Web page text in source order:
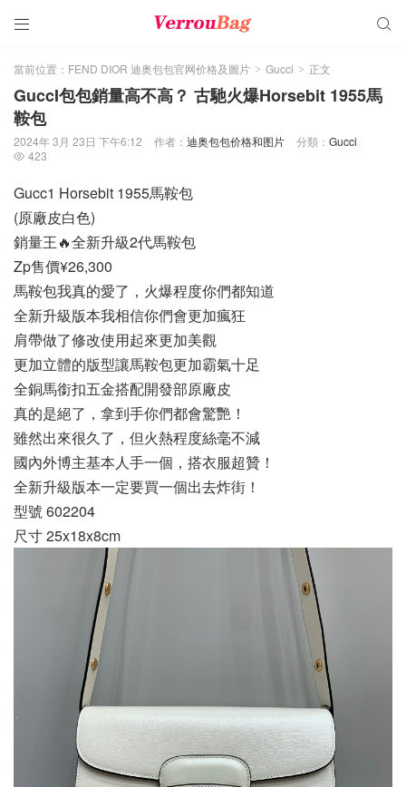
 
當前位置： FEND DIOR 迪奥包包官网价格及圖片 > Gucci > 正文
GuccI包包銷量高不高？ 古馳火爆Horsebit 1955馬
鞍包
2024年 3月 23日 下午6:12 作者： 迪奥包包价格和图片 分類： Gucci
 423
Gucc1 Horsebit 1955馬鞍包
(原廠皮白色)
銷量王🔥全新升級2代馬鞍包
Zp售價¥26,300
馬鞍包我真的愛了，火爆程度你們都知道
全新升級版本我相信你們會更加瘋狂
肩帶做了修改使用起來更加美觀
更加立體的版型讓馬鞍包更加霸氣十足
全銅馬銜扣五金搭配開發部原廠皮
真的是絕了，拿到手你們都會驚艷！
雖然出來很久了，但火熱程度絲毫不減
國內外博主基本人手一個，搭衣服超贊！
全新升級版本一定要買一個出去炸街！
型號 602204
尺寸 25x18x8cm